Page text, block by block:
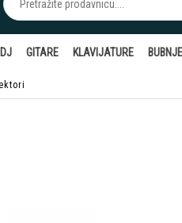
DJ GITARE KLAVIJATURE